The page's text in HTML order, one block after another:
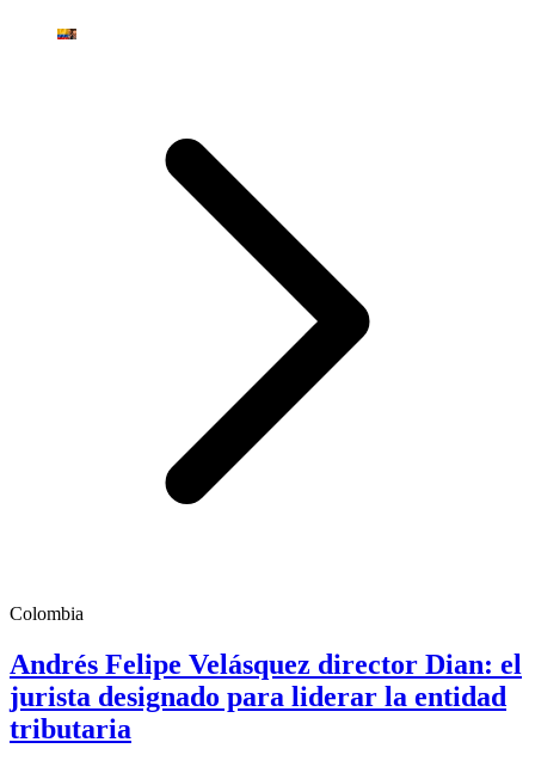
Colombia
Andrés Felipe Velásquez director Dian: el
jurista designado para liderar la entidad
tributaria